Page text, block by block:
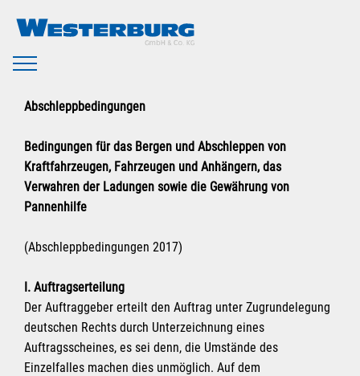
Abschleppbedingungen
Bedingungen für das Bergen und Abschleppen von
Kraftfahrzeugen, Fahrzeugen und Anhängern, das
Verwahren der Ladungen sowie die Gewährung von
Pannenhilfe
(Abschleppbedingungen 2017)
I. Auftragserteilung
Der Auftraggeber erteilt den Auftrag unter Zugrundelegung
deutschen Rechts durch Unterzeichnung eines
Auftragsscheines, es sei denn, die Umstände des
Einzelfalles machen dies unmöglich. Auf dem